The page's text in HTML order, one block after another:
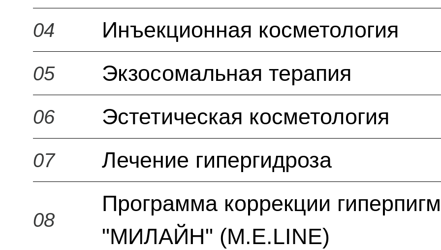
04 Инъекционная косметология
05 Экзосомальная терапия
06 Эстетическая косметология
07 Лечение гипергидроза
08
Программа коррекции
"МИЛАЙН" (M.E.LINE)